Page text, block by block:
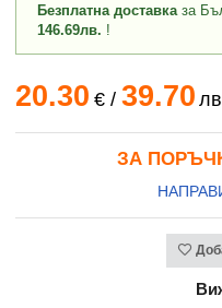
Безплатна доставказа
146.69лв. !
20.30 €/ 39.70
ЗА